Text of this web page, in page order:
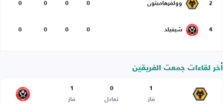
2 وولفرهامبتون 0
0
0
0
4 شيفيلد 0
0
0
0
أخر لقاءات جمعت الفريقين
1
فاز
0
تعادل
1
فاز